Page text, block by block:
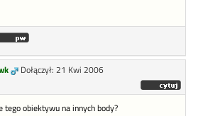
Dołączył: 21 Kwi 2006
tego obiektywu na innych body?